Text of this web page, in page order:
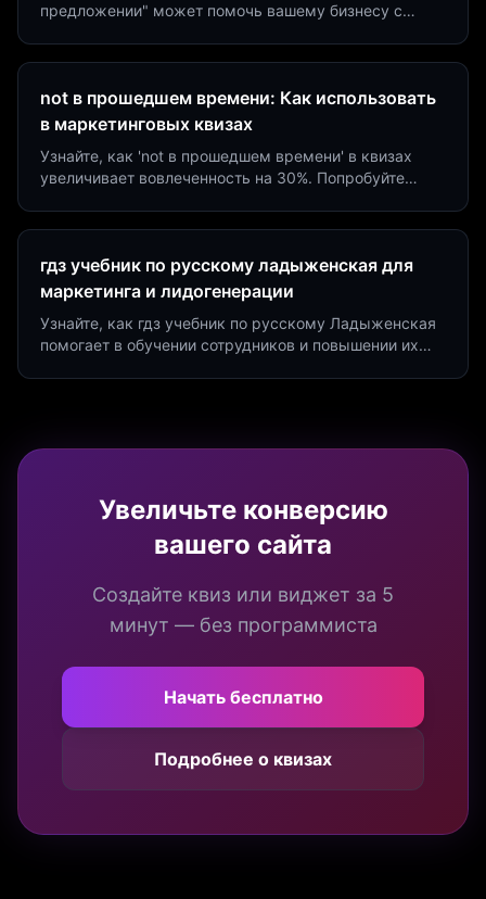
предложении" может помочь вашему бизнесу с
not в прошедшем времени: Как использовать
в маркетинговых квизах
Узнайте, как 'not в прошедшем времени' в квизах
увеличивает вовлеченность на 30%. Попробуйте
гдз учебник по русскому ладыженская для
маркетинга и лидогенерации
Узнайте, как гдз учебник по русскому Ладыженская
помогает в обучении сотрудников и повышении их
Увеличьте конверсию
вашего сайта
Создайте квиз или виджет за 5
минут — без программиста
Начать бесплатно
Подробнее о квизах